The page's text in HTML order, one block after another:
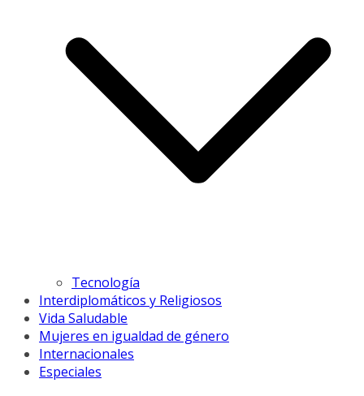
Tecnología
Interdiplomáticos y Religiosos
Vida Saludable
Mujeres en igualdad de género
Internacionales
Especiales